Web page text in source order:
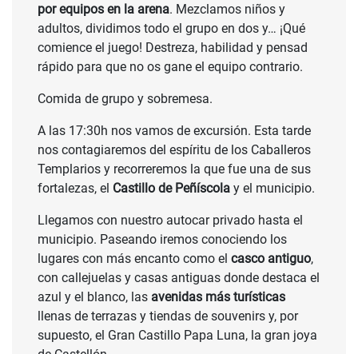
por equipos en la arena. Mezclamos niños y
adultos, dividimos todo el grupo en dos y… ¡Qué
comience el juego! Destreza, habilidad y pensad
rápido para que no os gane el equipo contrario.
Comida de grupo y sobremesa.
A las 17:30h nos vamos de excursión. Esta tarde
nos contagiaremos del espíritu de los Caballeros
Templarios y recorreremos la que fue una de sus
fortalezas, el Castillo de Peñíscola y el municipio.
Llegamos con nuestro autocar privado hasta el
municipio. Paseando iremos conociendo los
lugares con más encanto como el casco antiguo,
con callejuelas y casas antiguas donde destaca el
azul y el blanco, las avenidas más turísticas
llenas de terrazas y tiendas de souvenirs y, por
supuesto, el Gran Castillo Papa Luna, la gran joya